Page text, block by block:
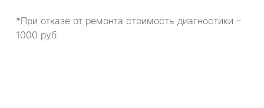
*При отказе от ремонта стоимость диагностики –
1000 руб.